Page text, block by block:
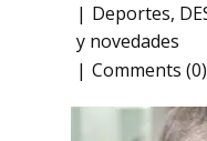
Deportes,
y novedades
Comments (0)